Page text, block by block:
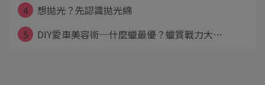
4
想拋光？先認識拋光綿
5
DIY愛車美容術─什麼蠟最優？蠟質戰力大⋯